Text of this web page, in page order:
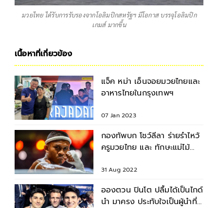
มวยไทย ได้รับการรับรองจากโอลิมปิกสหรัฐฯ มีโอกาส บรรจุโอลิมปิก
เกมส์ มากขึ้น
เนื้อหาที่เกี่ยวข้อง
แจ็ค หม่า เอ็นจอยมวยไทยและ
อาหารไทยในกรุงเทพฯ
07 Jan 2023
กองทัพบก โชว์ลีลา ร่ายรำไหว้
ครูมวยไทย และ ทักษะแม่ไม้
31 Aug 2022
อองตวน ปินโต ปลื้มได้เป็นไกด์
นำ มาครง ประทับใจเป็นผู้นำที่